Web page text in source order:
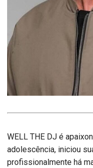
WELL THE DJ é
adolescência, iniciou
profissionalmente há